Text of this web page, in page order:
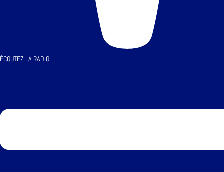
ÉCOUTEZ LA RADIO